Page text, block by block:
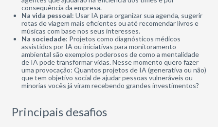
consequência da empresa.
Na vida pessoal: Usar IA para organizar sua agenda, sugerir
rotas de viagem mais eficientes ou até recomendar livros e
músicas com base nos seus interesses.
Na sociedade: Projetos como diagnósticos médicos
assistidos por IA ou iniciativas para monitoramento
ambiental são exemplos poderosos de como a mentalidade
de IA pode transformar vidas. Nesse momento quero fazer
uma provocação: Quantos projetos de IA (generativa ou não)
que tem objetivo social de ajudar pessoas vulneráveis ou
minorias vocês já viram recebendo grandes investimentos?
Principais desafios